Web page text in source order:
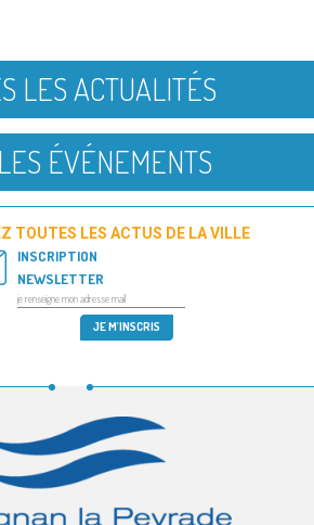
LES ACTUALITÉS
ÉVÉNEMENTS
TOUTES LES ACTUS DE LA VILLE
INSCRIPTION
NEWSLETTER